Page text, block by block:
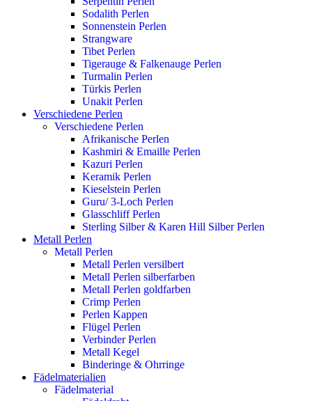
Sodalith Perlen
Sonnenstein Perlen
Strangware
Tibet Perlen
Tigerauge & Falkenauge Perlen
Turmalin Perlen
Türkis Perlen
Unakit Perlen
Verschiedene Perlen
Verschiedene Perlen
Afrikanische Perlen
Kashmiri & Emaille Perlen
Kazuri Perlen
Keramik Perlen
Kieselstein Perlen
Guru/ 3-Loch Perlen
Glasschliff Perlen
Sterling Silber & Karen Hill Silber Perlen
Metall Perlen
Metall Perlen
Metall Perlen versilbert
Metall Perlen silberfarben
Metall Perlen goldfarben
Crimp Perlen
Perlen Kappen
Flügel Perlen
Verbinder Perlen
Metall Kegel
Binderinge & Ohrringe
Fädelmaterialien
Fädelmaterial